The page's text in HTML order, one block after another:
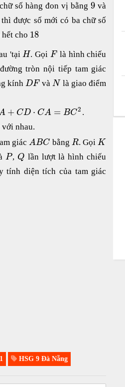
số hàng đon vị bằng 9 và
được số mới có ba chữ số
cho 18
'tại H. Gọi F là hình chiếu
tròn nội tiếp tam giác
kính DF và N là giao điểm
+ CD ⋅ CA = BC2 .
nhau.
giác ABC bằng R. Gọi K
P, Q lần lượt là hình chiếu
tính diện tích của tam giác
HSG 9 Đà Nẵng